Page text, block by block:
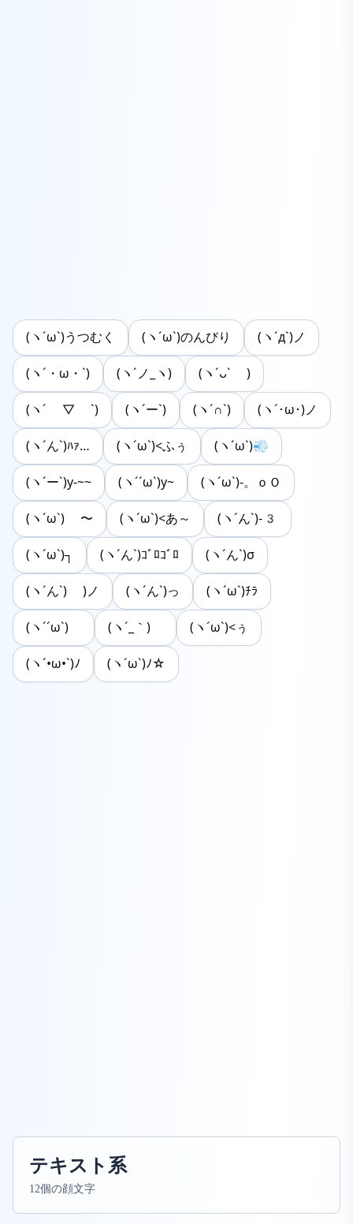
(ヽ´ω`)うつむく (ヽ´ω`)のんびり (ヽ´д`)ノ
(ヽ´・ω・`) (ヽ´ノ_ヽ) (ヽ´ᴗ` )
(ヽ´ ▽ `) (ヽ´ー`) (ヽ´∩`) (ヽ´･ω･)ノ
(ヽ´ん`)ﾊｧ… (ヽ´ω`)<ふぅ (ヽ´ω`)💨
(ヽ´ー`)y-~~ (ヽ´´ω`)y~ (ヽ´ω`)-。ｏＯ
(ヽ´ω`) 〜 (ヽ´ω`)<あ～ (ヽ´ん`)-3
(ヽ´ω`)┐ (ヽ´ん`)ｺﾞﾛｺﾞﾛ (ヽ´ん`)σ
(ヽ´ん`) )ノ (ヽ´ん`)っ (ヽ´ω`)ﾁﾗ
(ヽ´´ω`)ゞ (ヽ´_｀)ゞ (ヽ´ω`)<ぅ
(ヽ´•ω•`)ﾉ (ヽ´ω`)ﾉ☆
テキスト系
12個の顔文字